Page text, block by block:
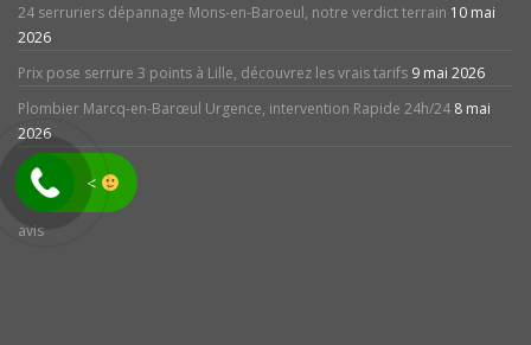
24 serruriers dépannage Mons-en-Baroeul, notre verdict terrain 10 mai
2026
Prix pose serrure 3 points à Lille, découvrez les vrais tarifs 9 mai 2026
Plombier Marcq-en-Barœul Urgence, intervention Rapide 24h/24 8 mai
2026
avis
<